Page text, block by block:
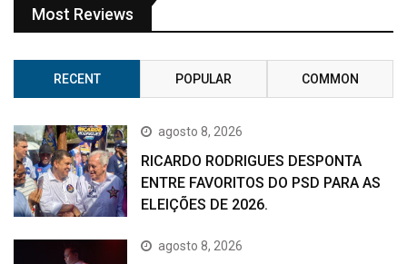
Most Reviews
RECENT POPULAR COMMON
agosto 8, 2026
RICARDO RODRIGUES DESPONTA
ENTRE FAVORITOS DO PSD PARA AS
ELEIÇÕES DE 2026.
agosto 8, 2026